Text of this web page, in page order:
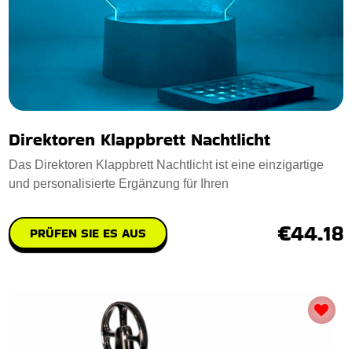
Direktoren Klappbrett Nachtlicht
Das Direktoren Klappbrett Nachtlicht ist eine einzigartige
und personalisierte Ergänzung für Ihren
PRÜFEN SIE ES AUS €44.18